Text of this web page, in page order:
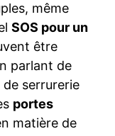
même
SOS pour un
être
parlant de
serrurerie
portes
matière de